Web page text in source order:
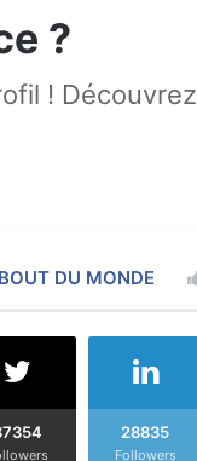
?
! Découvrez
DU MONDE
28835
Followers